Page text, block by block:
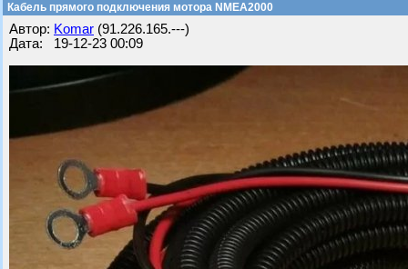
Кабель прямого подключения мотора NMEA2000
Автор: Komar (91.226.165.---)
Дата: 19-12-23 00:09